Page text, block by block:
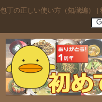
包丁の正しい使い方（知識編） |